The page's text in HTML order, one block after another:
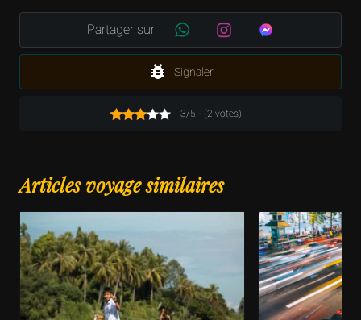
Partager sur
Signaler
3/5 - (2 votes)
Articles voyage similaires